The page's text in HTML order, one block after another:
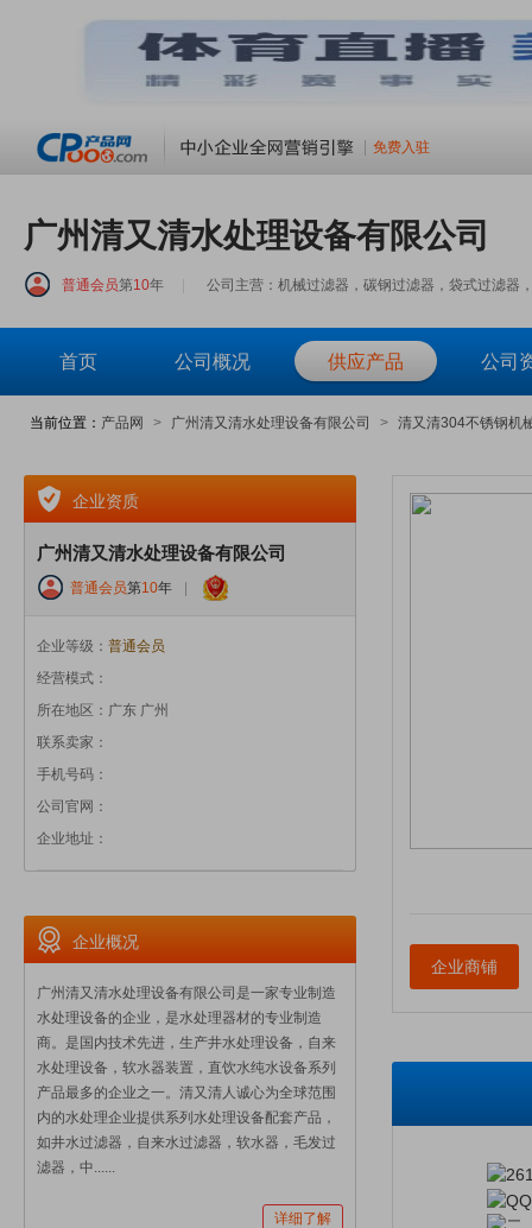
免费入驻
广州清又清水处理设备有限公司
普通会员第10年 公司主营：机械过滤器，碳钢过滤器，袋式过滤器
首页 公司概况 供应产品 公司
当前位置： 产品网 > 广州清又清水处理设备有限公司 > 清又清304不锈钢机
企业资质
广州清又清水处理设备有限公司
普通会员第10年
企业等级： 普通会员
经营模式：
所在地区：广东 广州
联系卖家：
手机号码：
公司官网：
企业地址：
企业概况
广州清又清水处理设备有限公司是一家专业制造
水处理设备的企业，是水处理器材的专业制造
商。是国内技术先进，生产井水处理设备，自来
水处理设备，软水器装置，直饮水纯水设备系列
产品最多的企业之一。清又清人诚心为全球范围
内的水处理企业提供系列水处理设备配套产品，
如井水过滤器，自来水过滤器，软水器，毛发过
滤器，中......
详细了解
企业商铺